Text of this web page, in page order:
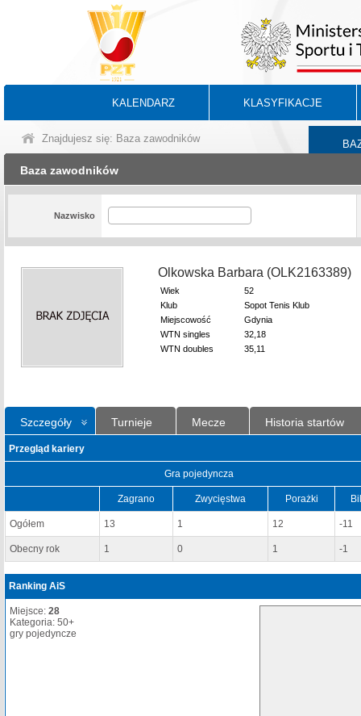
KALENDARZ KLASYFIKACJE
Znajdujesz się: Baza zawodników
Baza zawodników
Nazwisko
Olkowska Barbara (OLK2163389)
Wiek
52
Klub
Sopot Tenis Klub
Miejscowość
Gdynia
WTN singles
32,18
WTN doubles
35,11
Szczegóły Turnieje Mecze Historia startów
Przegląd kariery
Gra pojedyncza
Zagrano Zwycięstwa Porażki
Ogółem 13 1 12 -11
Obecny rok 1 0 1 -1
Ranking AiS
Miejsce: 28
Kategoria: 50+
gry pojedyncze